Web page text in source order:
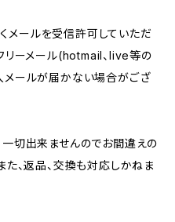
くメールを受信許可していただ
リーメール(hotmail、live等の
ールが届かない場合がござ
切出来ませんのでお間違えの
た、返品、交換も対応しかねま